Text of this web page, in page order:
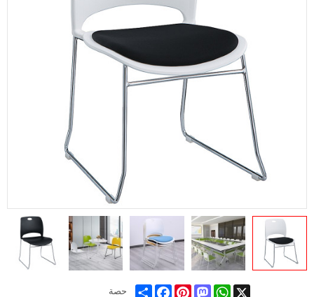
حصة Share
FacebookPinterestMastodon
WhatsApp X